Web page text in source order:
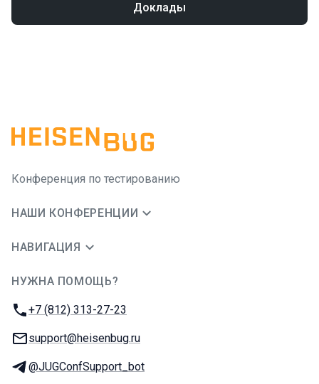
Доклады
Конференция по тестированию
НАШИ КОНФЕРЕНЦИИ
НАВИГАЦИЯ
НУЖНА ПОМОЩЬ?
Телефон:
+7 (812) 313-27-23
E-mail:
support@heisenbug.ru
Телеграм:
@JUGConfSupport_bot